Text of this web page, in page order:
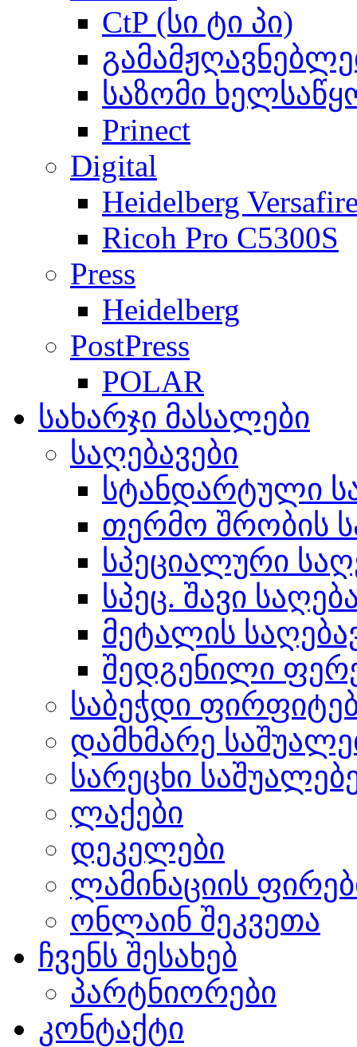
CtP (სი ტი პი)
საზომი
Prinect
Digital
Heidelberg
Ricoh Pro C5300S
Press
Heidelberg
PostPress
POLAR
სახარჯი მასალები
საღებავები
სტანდარტული
თერმო შრობის
სპეციალური
სპეც. შავი
მეტალის
შედგენილი
საბეჭდი
დამხმარე
სარეცხი
ლაქები
დეკელები
ლამინაციის
ონლაინ შეკვეთა
ჩვენს შესახებ
პარტნიორები
კონტაქტი